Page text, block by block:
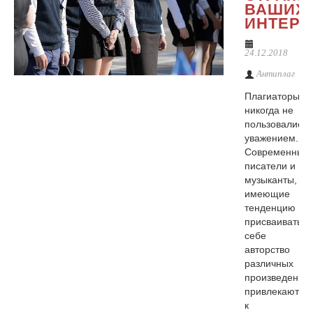
ВАШИХ
24.12.2018
Антиплаг
Плагиаторы
никогда не
пользовались
уважением.
Современные
писатели и
музыканты,
имеющие
тенденцию
присваивать
себе
авторство
различных
произведений,
привлекаются
к